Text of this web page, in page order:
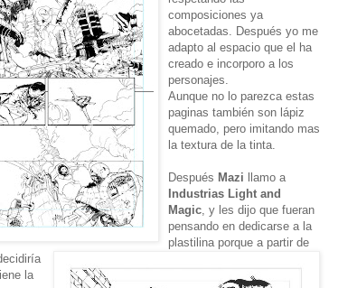
composiciones ya
abocetadas. Después yo me
adapto al espacio que el ha
creado e incorporo a los
personajes.
Aunque no lo parezca estas
paginas también son lápiz
quemado, pero imitando mas
la textura de la tinta.
Después Mazi llamo a
Industrias Light and
Magic, y les dijo que fueran
pensando en dedicarse a la
plastilina porque a partir de
la